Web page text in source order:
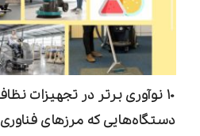
۱۰ نوآوری برتر در تجهیزات
دستگاه‌هایی که مرزهای